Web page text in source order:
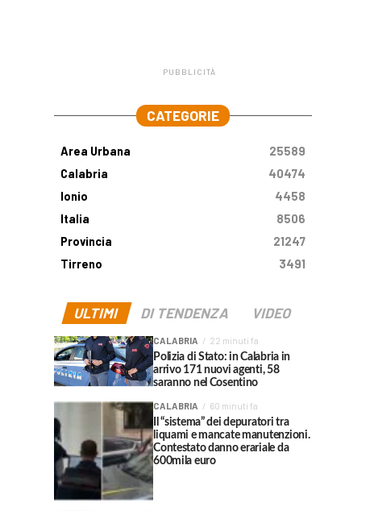
PUBBLICITÀ
CATEGORIE
Area Urbana
25589
Calabria
40474
Ionio
4458
Italia
8506
Provincia
21247
Tirreno
3491
ULTIMI DI TENDENZA VIDEO
CALABRIA 22 minuti fa
Polizia di Stato: in Calabria in
arrivo 171 nuovi agenti, 58
saranno nel Cosentino
CALABRIA 60 minuti fa
Il “sistema” dei depuratori tra
liquami e mancate manutenzioni.
Contestato danno erariale da
600mila euro